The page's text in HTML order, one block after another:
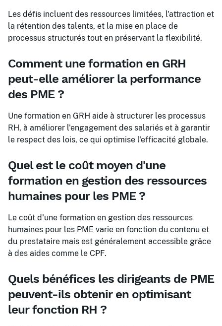
Les défis incluent des ressources limitées, l'attraction et
la rétention des talents, et la mise en place de
processus structurés tout en préservant la flexibilité.
Comment une formation en GRH
peut-elle améliorer la performance
des PME ?
Une formation en GRH aide à structurer les processus
RH, à améliorer l'engagement des salariés et à garantir
le respect des lois, ce qui optimise l'efficacité globale.
Quel est le coût moyen d'une
formation en gestion des ressources
humaines pour les PME ?
Le coût d'une formation en gestion des ressources
humaines pour les PME varie en fonction du contenu et
du prestataire mais est généralement accessible grâce
à des aides comme le CPF.
Quels bénéfices les dirigeants de PME
peuvent-ils obtenir en optimisant
leur fonction RH ?